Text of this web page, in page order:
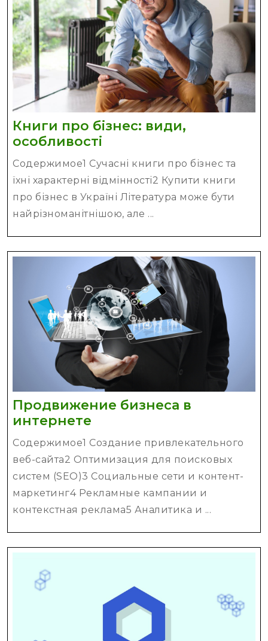
Книги про бізнес: види,
особливості
про
бізнес:
види,
особливості
Содержимое1 Сучасні книги про бізнес та
їхні характерні відмінності2 Купити книги
про бізнес в Україні Література може бути
найрізноманітнішою, але ...
Продвижение бизнеса в
интернете
бизнеса
в
интернете
Содержимое1 Создание привлекательного
веб-сайта2 Оптимизация для поисковых
систем (SEO)3 Социальные сети и контент-
маркетинг4 Рекламные кампании и
контекстная реклама5 Аналитика и ...